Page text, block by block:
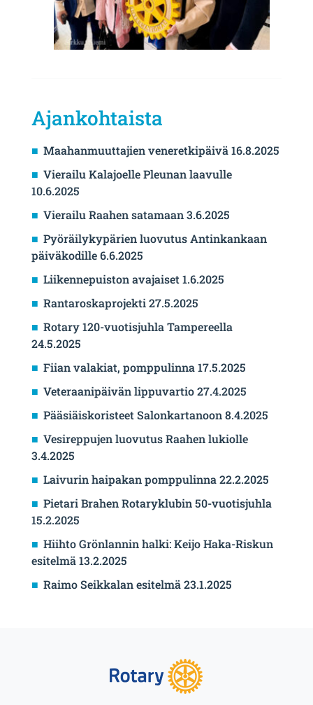
Ajankohtaista
Maahanmuuttajien veneretkipäivä 16.8.2025
Vierailu Kalajoelle Pleunan laavulle
10.6.2025
Vierailu Raahen satamaan 3.6.2025
Pyöräilykypärien luovutus Antinkankaan
päiväkodille 6.6.2025
Liikennepuiston avajaiset 1.6.2025
Rantaroskaprojekti 27.5.2025
Rotary 120-vuotisjuhla Tampereella
24.5.2025
Fiian valakiat, pomppulinna 17.5.2025
Veteraanipäivän lippuvartio 27.4.2025
Pääsiäiskoristeet Salonkartanoon 8.4.2025
Vesireppujen luovutus Raahen lukiolle
3.4.2025
Laivurin haipakan pomppulinna 22.2.2025
Pietari Brahen Rotaryklubin 50-vuotisjuhla
15.2.2025
Hiihto Grönlannin halki: Keijo Haka-Riskun
esitelmä 13.2.2025
Raimo Seikkalan esitelmä 23.1.2025